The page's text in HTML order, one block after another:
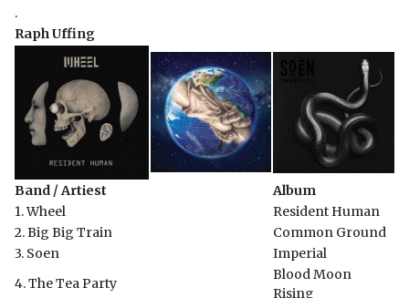
.
Raph Uffing
Band / Artiest
Album
1. Wheel
Resident Human
2. Big Big Train
Common Ground
3. Soen
Imperial
4. The Tea Party
Blood Moon
Rising